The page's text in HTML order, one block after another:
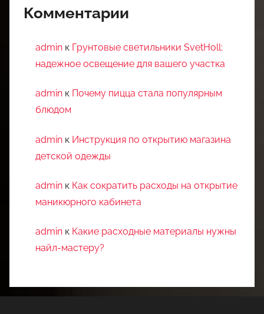
Комментарии
admin к Грунтовые светильники SvetHoll:
надежное освещение для вашего участка
admin к Почему пицца стала популярным
блюдом
admin к Инструкция по открытию магазина
детской одежды
admin к Как сократить расходы на открытие
маникюрного кабинета
admin к Какие расходные материалы нужны
найл-мастеру?